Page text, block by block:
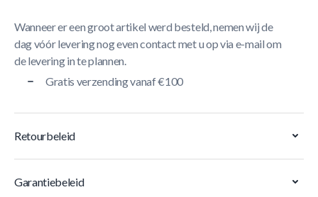
Wanneer er een groot artikel werd besteld, nemen wij de
dag vóór levering nog even contact met u op via e-mail om
de levering in te plannen.
Gratis verzending vanaf €100
Retourbeleid
Garantiebeleid